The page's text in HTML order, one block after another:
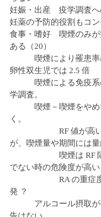
妊娠・出産 疫学調査へ
妊薬の予防的役割もコン
食事・嗜好 喫煙のみが
ある（20）
喫煙により罹患率は
卵性双生児では 2.5 倍
喫煙による免疫系
学調査。
喫煙－喫煙をやめて
く。
RF 値が高いほど
が、喫煙量や期間には量
喫煙は RF 陽性
でない時の危険度が高い
RA の重症度にも
発 ？
アルコール摂取が発